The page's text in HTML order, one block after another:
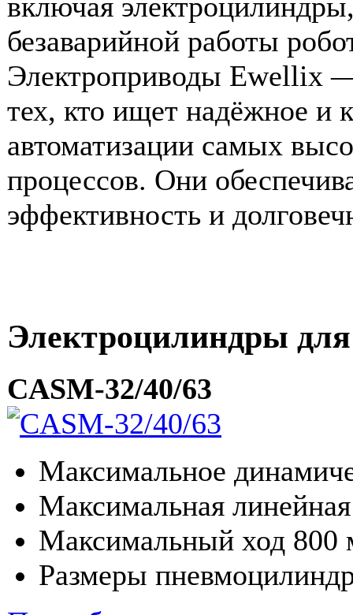
безаварийной работы
Электроприводы Ewellix
тех, кто ищет надёжное и
автоматизации самых
процессов. Они
эффективность и
Электроцилиндры для
CASM-32/40/63
Максимальное
Максимальная
Максимальный ход 800
Размеры